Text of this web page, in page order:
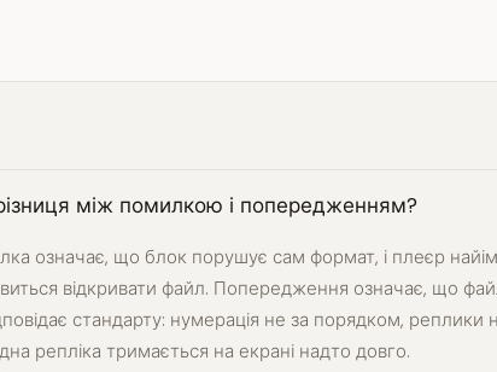
між помилкою і попередженням?
означає, що блок порушує сам формат, і плеєр
відкривати файл. Попередження означає, що
стандарту: нумерація не за порядком,
репліка тримається на екрані надто довго.